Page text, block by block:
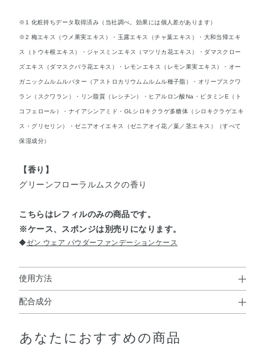
※1 化粧持ちデータ取得済み（当社調べ。効果には個人差があります）
※2 梅エキス（ウメ果実エキス）・玉露エキス（チャ葉エキス）・大和当帰エキ
ス（トウキ根エキス）・ジャスミンエキス（マツリカ花エキス）・ダマスクロー
ズエキス（ダマスクバラ花エキス）・レモンエキス（レモン果実エキス）・オー
ガニックムルムルバター（アストロカリウムムルムル種子脂）・オリーブスクワ
ラン（スクワラン）・リン脂質（レシチン）・ヒアルロン酸Na・ビタミンE（ト
コフェロール）・ナイアシンアミド・GLシロキクラゲ多糖体（シロキクラゲエキ
ス・グリセリン）・ゼニアオイエキス（ゼニアオイ花／葉／茎エキス）（すべて
保湿成分）
【香り】
グリーンフローラルムスクの香り
こちらはレフィルのみの商品です。
※ケース、スポンジは別売りになります。
◆ゼン ウェア パウダーファンデーションケース
使用方法
使用方法
●スキンケアや化粧下地などでお肌をととのえたあとにお使いくださ
い。
配合成分
ジメチコンクロスポリマー・（ジフェニルジメチコン／ビ
あなたにおすすめの商品